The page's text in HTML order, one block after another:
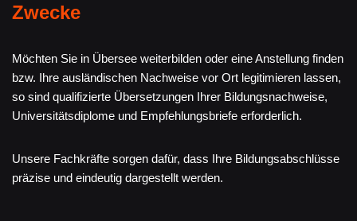
Zwecke
Möchten Sie in Übersee weiterbilden oder eine Anstellung finden
bzw. Ihre ausländischen Nachweise vor Ort legitimieren lassen,
so sind qualifizierte Übersetzungen Ihrer Bildungsnachweise,
Universitätsdiplome und Empfehlungsbriefe erforderlich.
Unsere Fachkräfte sorgen dafür, dass Ihre Bildungsabschlüsse
präzise und eindeutig dargestellt werden.